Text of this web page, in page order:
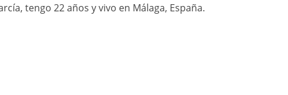
tengo 22 años y vivo en Málaga, España.